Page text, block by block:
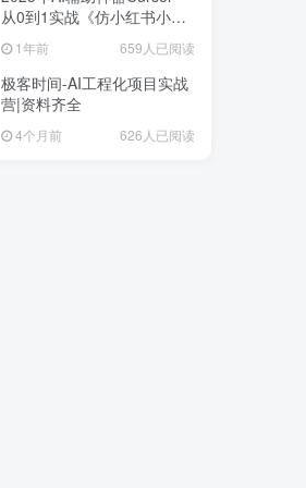
从0到1实战《仿小红书小程
序》1年前 659人已阅读
极客时间-AI工程化项目实战
营|资料齐全
4个月前 626人已阅读